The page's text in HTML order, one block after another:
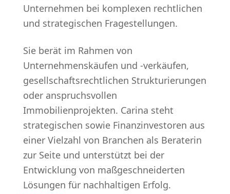
Unternehmen bei komplexen rechtlichen
und strategischen Fragestellungen.
Sie berät im Rahmen von
Unternehmenskäufen und -verkäufen,
gesellschaftsrechtlichen Strukturierungen
oder anspruchsvollen
Immobilienprojekten. Carina steht
strategischen sowie Finanzinvestoren aus
einer Vielzahl von Branchen als Beraterin
zur Seite und unterstützt bei der
Entwicklung von maßgeschneiderten
Lösungen für nachhaltigen Erfolg.